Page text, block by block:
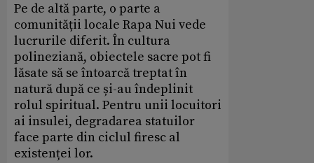
Pe de altă parte, o parte a
comunității locale Rapa Nui vede
lucrurile diferit. În cultura
polineziană, obiectele sacre pot fi
lăsate să se întoarcă treptat în
natură după ce și-au îndeplinit
rolul spiritual. Pentru unii locuitori
ai insulei, degradarea statuilor
face parte din ciclul firesc al
existenței lor.